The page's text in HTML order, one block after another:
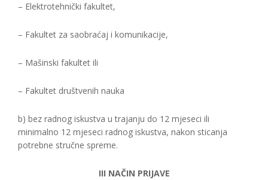
– Elektrotehnički fakultet,
– Fakultet za saobraćaj i komunikacije,
– Mašinski fakultet ili
– Fakultet društvenih nauka
b) bez radnog iskustva u trajanju do 12 mjeseci ili
minimalno 12 mjeseci radnog iskustva, nakon sticanja
potrebne stručne spreme.
III NAČIN PRIJAVE